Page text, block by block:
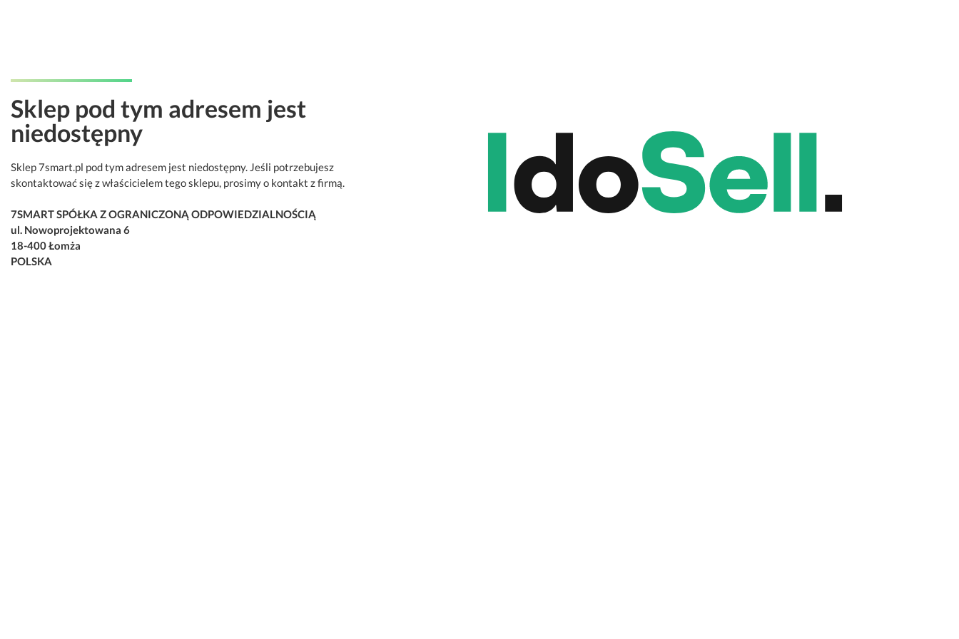
Sklep pod tym adresem jest
niedostępny
Sklep 7smart.pl pod tym adresem jest niedostępny. Jeśli potrzebujesz
skontaktować się z właścicielem tego sklepu, prosimy o kontakt z firmą.
7SMART SPÓŁKA Z OGRANICZONĄ ODPOWIEDZIALNOŚCIĄ
ul. Nowoprojektowana 6
18-400 Łomża
POLSKA